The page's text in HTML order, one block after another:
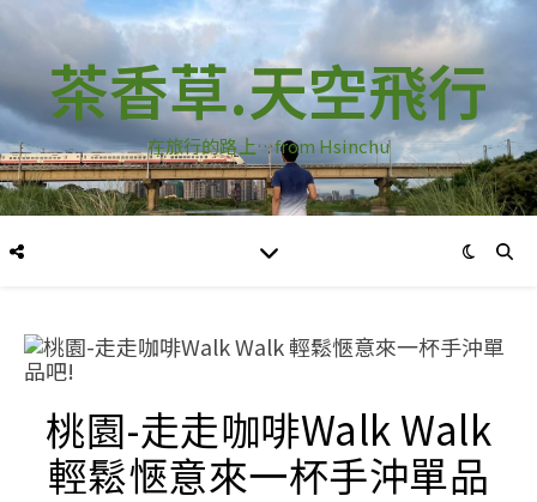
茶香草.天空飛行
在旅行的路上…from Hsinchu
桃園-走走咖啡Walk Walk
輕鬆愜意來一杯手沖單品